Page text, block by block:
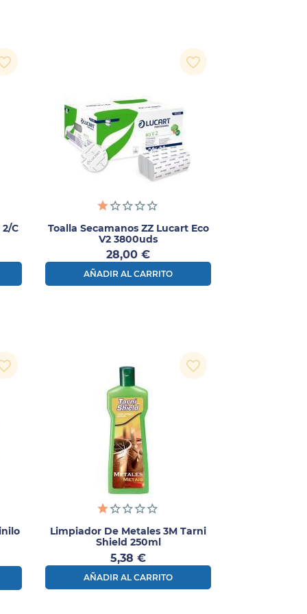
2/C
Toalla Secamanos ZZ Lucart Eco
V2 3800uds
Precio
28,00 €
AÑADIR AL CARRITO
favorite_border
Limpiador De Metales 3M Tarni
Shield 250ml
Precio
5,38 €
AÑADIR AL CARRITO
favorite_border